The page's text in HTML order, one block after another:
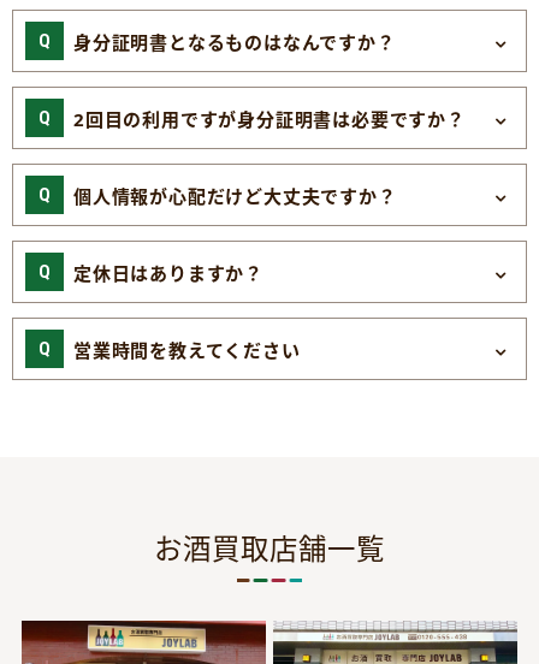
身分証明書となるものはなんですか？
2回目の利用ですが身分証明書は必要ですか？
個人情報が心配だけど大丈夫ですか？
定休日はありますか？
営業時間を教えてください
お酒買取店舗一覧